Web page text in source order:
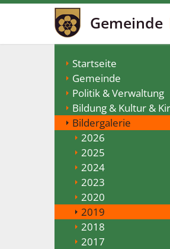
Gemeinde
Startseite
Gemeinde
Politik & Verwaltung
Bildung & Kultur &
Bildergalerie
2026
2025
2024
2023
2020
2019
2018
2017